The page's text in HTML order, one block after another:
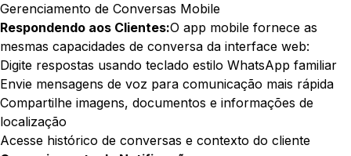
Gerenciamento de Conversas Mobile
Respondendo aos Clientes:O app mobile fornece as
mesmas capacidades de conversa da interface web:
Digite respostas usando teclado estilo WhatsApp familiar
Envie mensagens de voz para comunicação mais rápida
Compartilhe imagens, documentos e informações de
localização
Acesse histórico de conversas e contexto do cliente